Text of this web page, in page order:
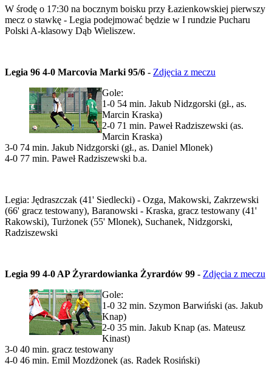
W środę o 17:30 na bocznym boisku przy Łazienkowskiej pierwszy
mecz o stawkę - Legia podejmować będzie w I rundzie Pucharu
Polski A-klasowy Dąb Wieliszew.
Legia 96 4-0 Marcovia Marki 95/6 - Zdjęcia z meczu
Gole:
1-0 54 min. Jakub Nidzgorski (gł., as.
Marcin Kraska)
2-0 71 min. Paweł Radziszewski (as.
Marcin Kraska)
3-0 74 min. Jakub Nidzgorski (gł., as. Daniel Mlonek)
4-0 77 min. Paweł Radziszewski b.a.
Legia: Jędraszczak (41' Siedlecki) - Ozga, Makowski, Zakrzewski
(66' gracz testowany), Baranowski - Kraska, gracz testowany (41'
Rakowski), Turżonek (55' Mlonek), Suchanek, Nidzgorski,
Radziszewski
Legia 99 4-0 AP Żyrardowianka Żyrardów 99 - Zdjęcia z meczu
Gole:
1-0 32 min. Szymon Barwiński (as. Jakub
Knap)
2-0 35 min. Jakub Knap (as. Mateusz
Kinast)
3-0 40 min. gracz testowany
4-0 46 min. Emil Mozdżonek (as. Radek Rosiński)